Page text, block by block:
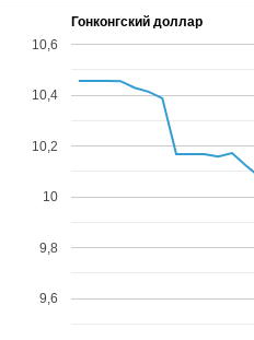
Гонконгский доллар
9,6
9,8
10
10,2
10,4
10,6